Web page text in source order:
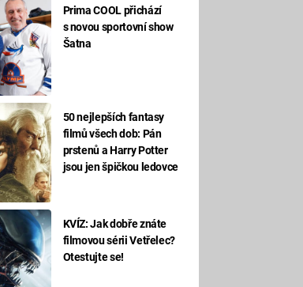
Prima COOL přichází
s novou sportovní show
Šatna
50 nejlepších fantasy
filmů všech dob: Pán
prstenů a Harry Potter
jsou jen špičkou ledovce
KVÍZ: Jak dobře znáte
filmovou sérii Vetřelec?
Otestujte se!